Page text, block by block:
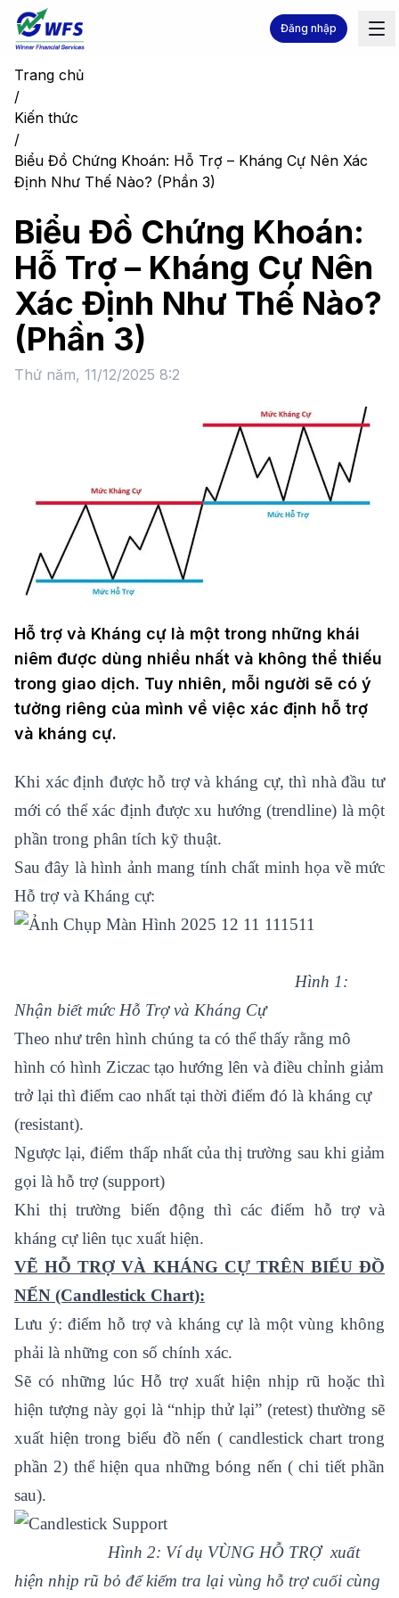
Đăng nhập
Trang chủ
/
Kiến thức
/
Biểu Đồ Chứng Khoán: Hỗ Trợ – Kháng Cự Nên Xác
Định Như Thế Nào? (Phần 3)
Biểu Đồ Chứng Khoán:
Hỗ Trợ – Kháng Cự Nên
Xác Định Như Thế Nào?
(Phần 3)
Thứ năm, 11/12/2025 8:2
Hỗ trợ và Kháng cự là một trong những khái
niêm được dùng nhiều nhất và không thể thiếu
trong giao dịch. Tuy nhiên, mỗi người sẽ có ý
tưởng riêng của mình về việc xác định hỗ trợ
và kháng cự.
Khi xác định được hỗ trợ và kháng cự, thì nhà đầu tư
mới có thể xác định được xu hướng (trendline) là một
phần trong phân tích kỹ thuật.
Sau đây là hình ảnh mang tính chất minh họa về mức
Hỗ trợ và Kháng cự:
Hình 1:
Nhận biết mức Hỗ Trợ và Kháng Cự
Theo như trên hình chúng ta có thể thấy rằng mô
hình có hình Ziczac tạo hướng lên và điều chỉnh giảm
trở lại thì điểm cao nhất tại thời điểm đó là kháng cự
(resistant).
Ngược lại, điểm thấp nhất của thị trường sau khi giảm
gọi là hỗ trợ (support)
Khi thị trường biến động thì các điểm hỗ trợ và
kháng cự liên tục xuất hiện.
VẼ HỖ TRỢ VÀ KHÁNG CỰ TRÊN BIỂU ĐỒ
NẾN (Candlestick Chart):
Lưu ý: điểm hỗ trợ và kháng cự là một vùng không
phải là những con số chính xác.
Sẽ có những lúc Hỗ trợ xuất hiện nhịp rũ hoặc thì
hiện tượng này gọi là “nhịp thử lại” (retest) thường sẽ
xuất hiện trong biểu đồ nến ( candlestick chart trong
phần 2) thể hiện qua những bóng nến ( chi tiết phần
sau).
Hình 2: Ví dụ VÙNG HỖ TRỢ xuất
hiện nhịp rũ bỏ để kiểm tra lại vùng hỗ trợ cuối cùng